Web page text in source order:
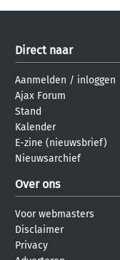
Direct naar
Aanmelden / inloggen
Ajax Forum
Stand
Kalender
E-zine (nieuwsbrief)
Nieuwsarchief
Over ons
Voor webmasters
Disclaimer
Privacy